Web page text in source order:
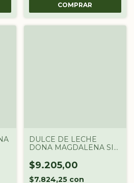
DULCE DE LECHE
DONA MAGDALENA SIN
STEVIA x400gr
$9.205,00
$7.824,25 con